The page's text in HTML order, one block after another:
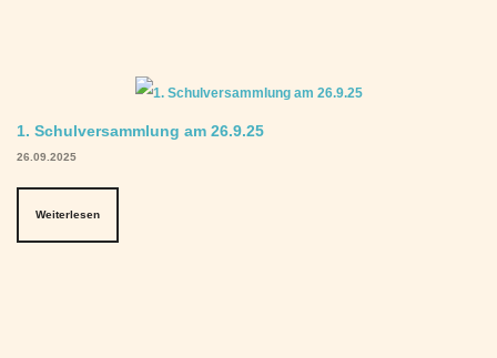
1. Schulversammlung am 26.9.25
26.09.2025
Weiterlesen